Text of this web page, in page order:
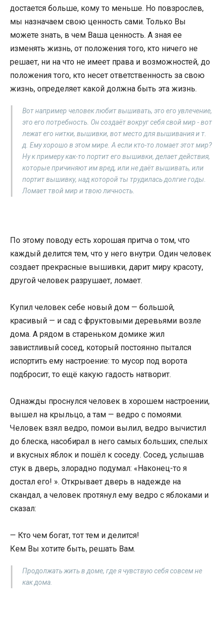
достается больше, кому то меньше. Но повзрослев,
мы назначаем свою ценность сами. Только Вы
можете знать, в чем Ваша ценность. А зная ее
изменять жизнь, от положения того, кто ничего не
решает, ни на что не имеет права и возможностей, до
положения того, кто несет ответственность за свою
жизнь, определяет какой должна быть эта жизнь.
Вот например человек любит вышивать, это его увлечение,
это его потребность. Он создаёт вокруг себя свой мир - вот
лежат его нитки, вышивки, вот место для вышивания и т.
д. Ему хорошо в этом мире. А если кто-то ломает этот мир?
Ну к примеру как-то портит его вышивки, делает действия,
которые причиняют им вред, или не даёт вышивать, или
портит вышивку, над которой ты трудилась долгие годы.
Ломает твой мир и твою личность.
По этому поводу есть хорошая притча о том, что
каждый делится тем, что у него внутри. Один человек
создает прекрасные вышивки, дарит миру красоту,
другой человек разрушает, ломает.
Купил человек себе новый дом — большой,
красивый — и сад с фруктовыми деревьями возле
дома. А рядом в стареньком домике жил
завистливый сосед, который постоянно пытался
испортить ему настроение: то мусор под ворота
подбросит, то ещё какую гадость натворит.
Однажды проснулся человек в хорошем настроении,
вышел на крыльцо, а там — ведро с помоями.
Человек взял ведро, помои вылил, ведро вычистил
до блеска, насобирал в него самых больших, спелых
и вкусных яблок и пошёл к соседу. Сосед, услышав
стук в дверь, злорадно подумал: «Наконец-то я
достал его! ». Открывает дверь в надежде на
скандал, а человек протянул ему ведро с яблоками и
сказал:
— Кто чем богат, тот тем и делится!
Кем Вы хотите быть, решать Вам.
Продолжать жить в доме, где я чувствую себя совсем не
как дома.